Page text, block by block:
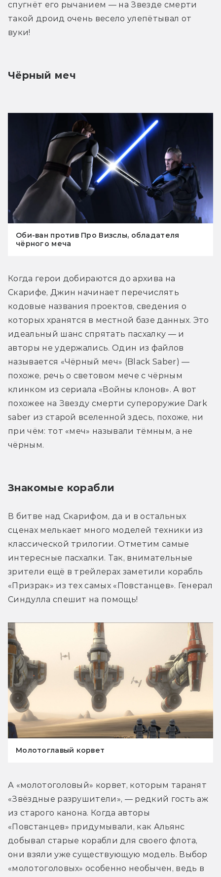
спугнёт его рычанием — на Звезде смерти
такой дроид очень весело улепётывал от
вуки!
Чёрный меч
Оби-ван против Про Визслы, обладателя
чёрного меча
Когда герои добираются до архива на
Скарифе, Джин начинает перечислять
кодовые названия проектов, сведения о
которых хранятся в местной базе данных. Это
идеальный шанс спрятать пасхалку — и
авторы не удержались. Один из файлов
называется «Чёрный меч» (Black Saber) —
похоже, речь о световом мече с чёрным
клинком из сериала «Войны клонов». А вот
похожее на Звезду смерти супероружие Dark
saber из старой вселенной здесь, похоже, ни
при чём: тот «меч» называли тёмным, а не
чёрным.
Знакомые корабли
В битве над Скарифом, да и в остальных
сценах мелькает много моделей техники из
классической трилогии. Отметим самые
интересные пасхалки. Так, внимательные
зрители ещё в трейлерах заметили корабль
«Призрак» из тех самых «Повстанцев». Генерал
Синдулла спешит на помощь!
Молотоглавый корвет
А «молотоголовый» корвет, которым таранят
«Звёздные разрушители», — редкий гость аж
из старого канона. Когда авторы
«Повстанцев» придумывали, как Альянс
добывал старые корабли для своего флота,
они взяли уже существующую модель. Выбор
«молотоголовых» особенно необычен, ведь в